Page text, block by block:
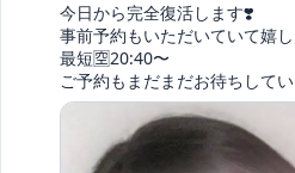
今日から完全復活します❣️
事前予約もいただいていて嬉
最短🈳20:40〜
ご予約もまだまだお待ちして